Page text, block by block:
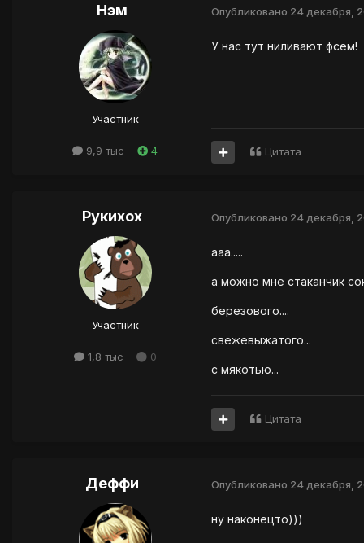
Нэм
Участник
9,9 тыс 4
Опубликовано 24 декабря,
У нас тут ниливают фсем!
Цитата
Рукихох
Участник
1,8 тыс 0
Опубликовано 24 декабря,
ааа.....
а можно мне стаканчик
березового....
свежевыжатого...
с мякотью...
Цитата
Деффи Опубликовано 24 декабря,
ну наконецто)))